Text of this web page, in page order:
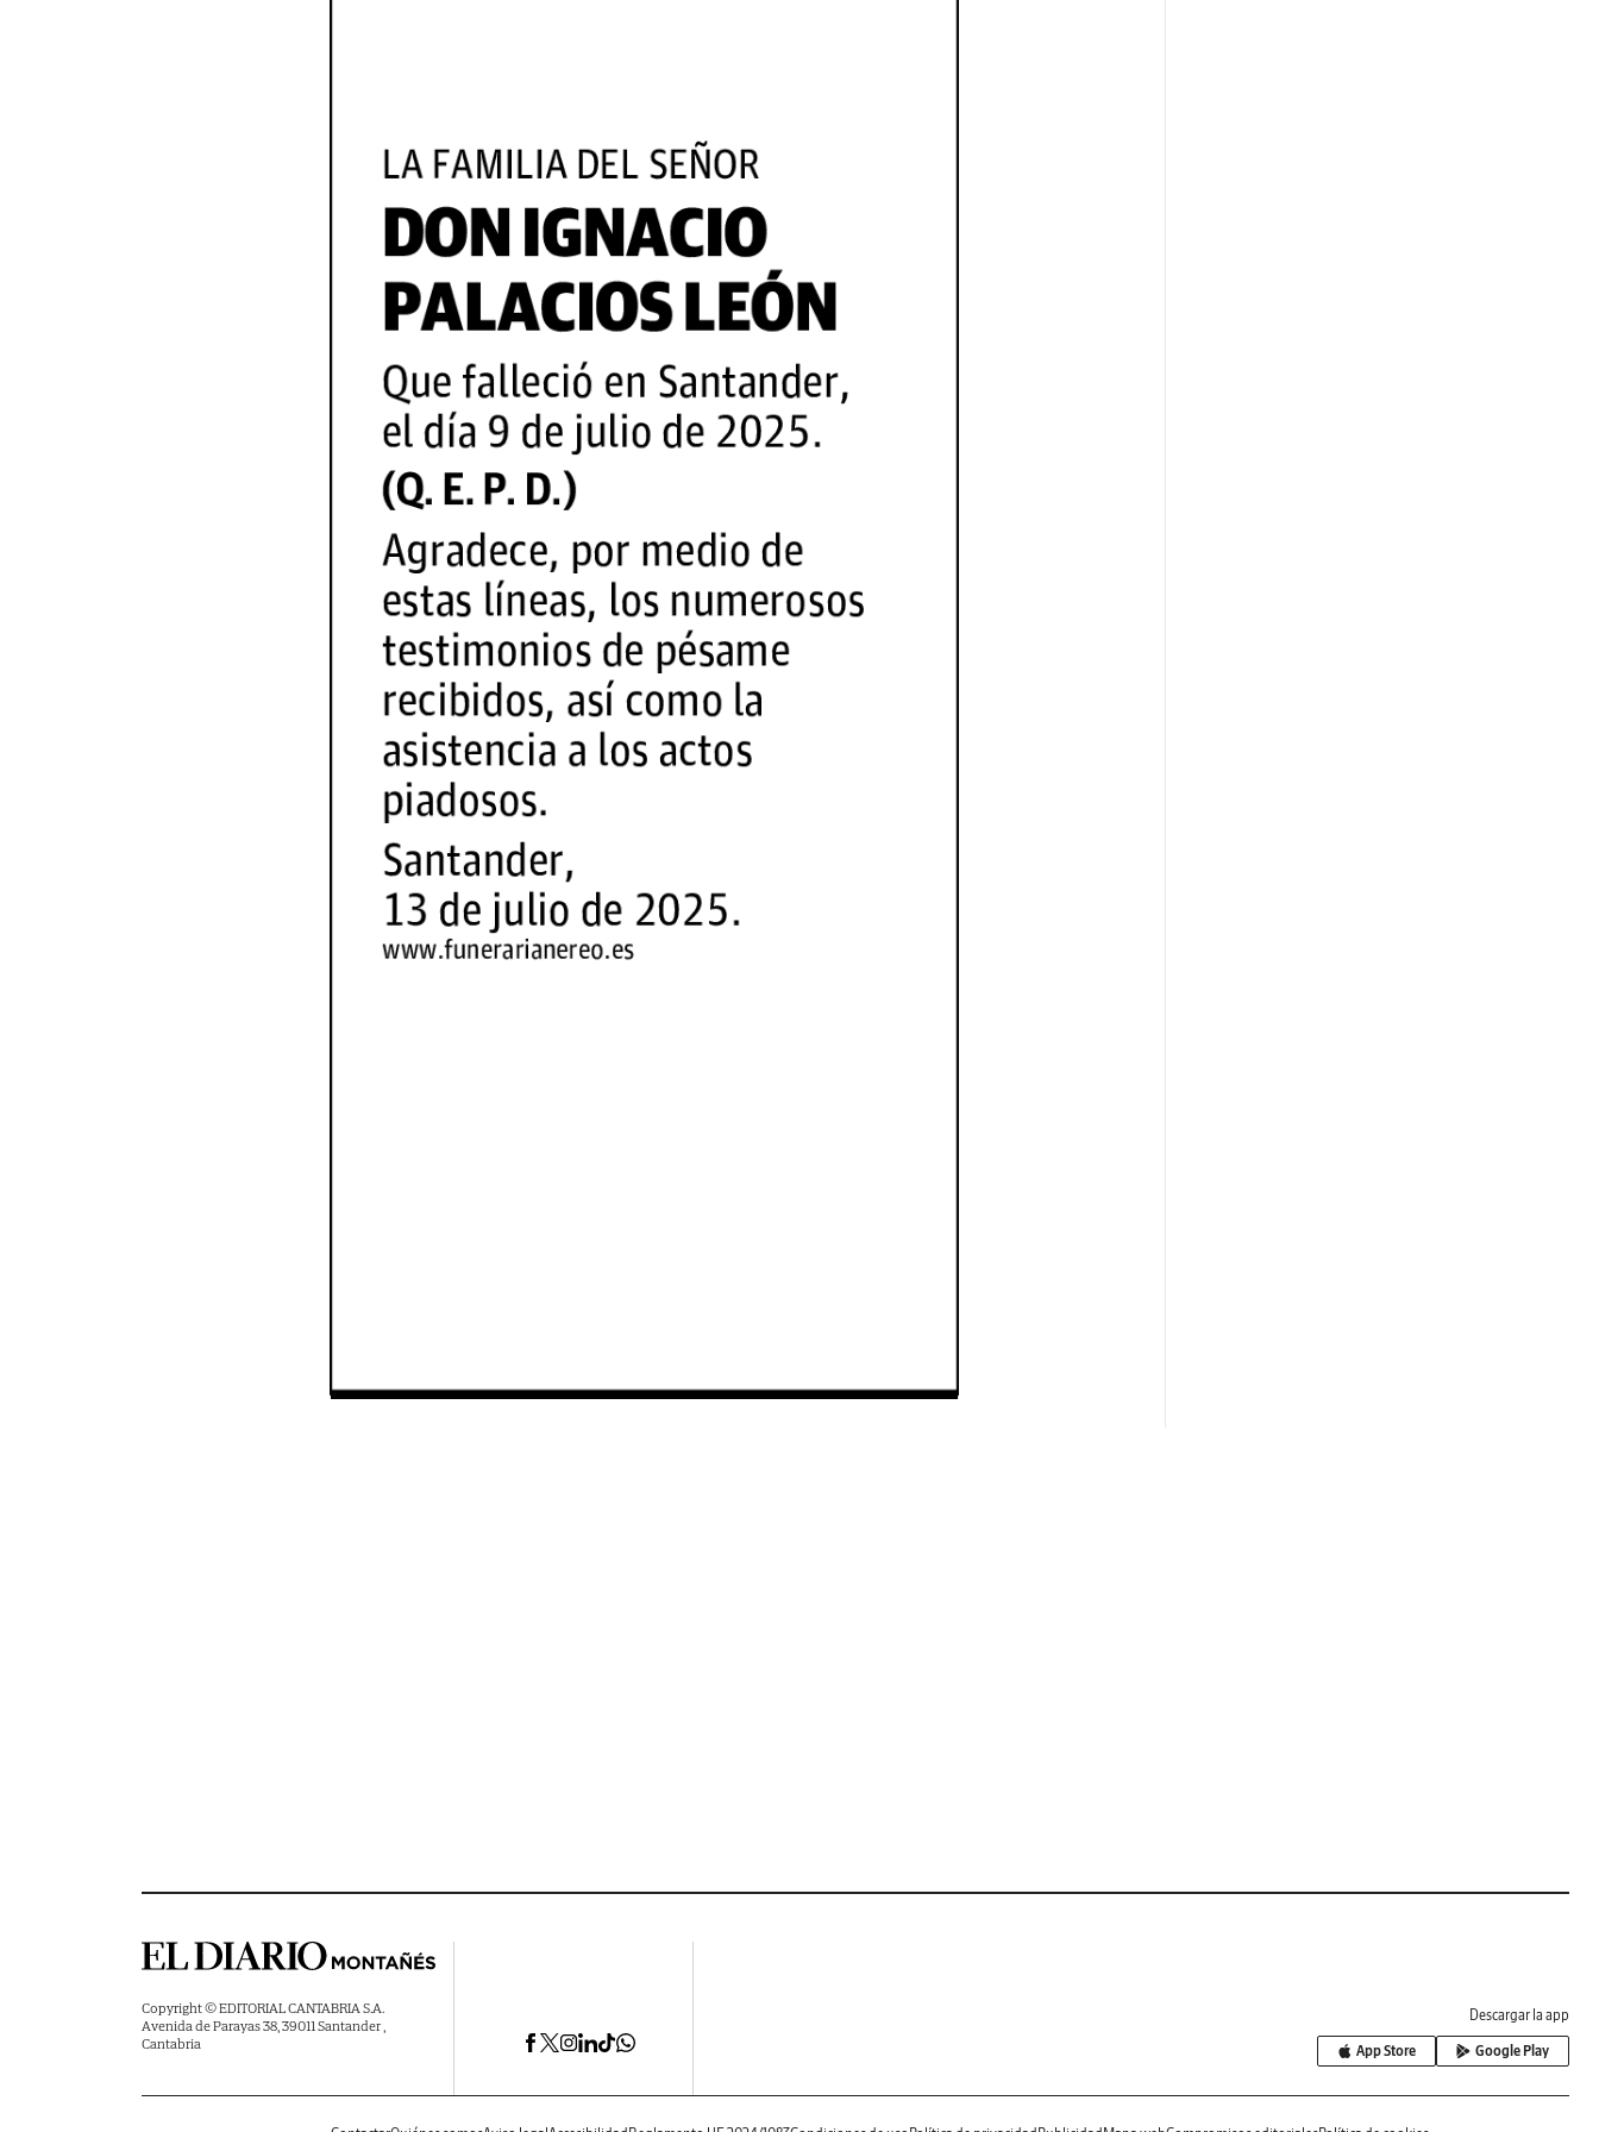
Copyright © EDITORIAL CANTABRIA S.A.
Avenida de Parayas 38, 39011 Santander ,
Cantabria
Descargar la app
App Store Google Play